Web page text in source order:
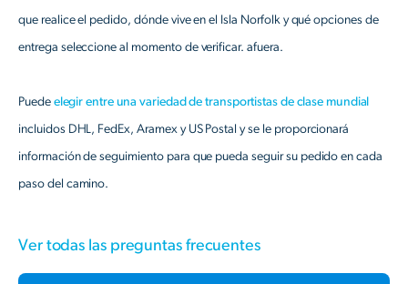
que realice el pedido, dónde vive en el Isla Norfolk y qué opciones de
entrega seleccione al momento de verificar. afuera.
Puede elegir entre una variedad de transportistas de clase mundial
incluidos DHL, FedEx, Aramex y US Postal y se le proporcionará
información de seguimiento para que pueda seguir su pedido en cada
paso del camino.
Ver todas las preguntas frecuentes